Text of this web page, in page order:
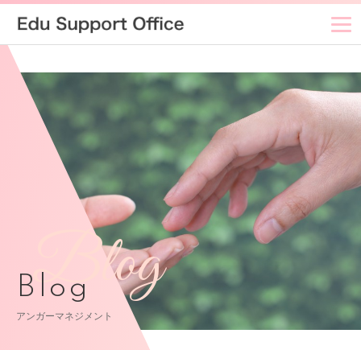
Blog
Blog
アンガーマネジメント